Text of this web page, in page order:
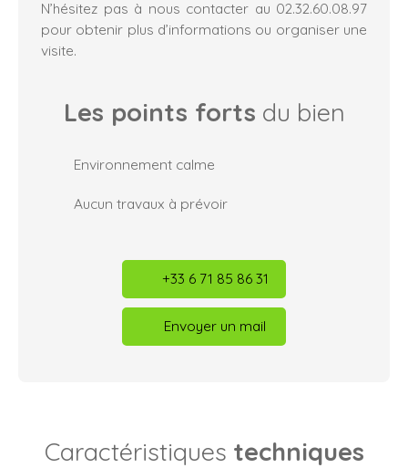
N’hésitez pas à nous contacter au 02.32.60.08.97
pour obtenir plus d’informations ou organiser une
visite.
Les points forts du bien
Environnement calme
Aucun travaux à prévoir
+33 6 71 85 86 31
Envoyer un mail
Caractéristiques techniques